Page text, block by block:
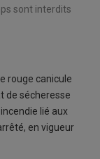
sont interdits
rouge canicule
de sécheresse
lié aux
en vigueur